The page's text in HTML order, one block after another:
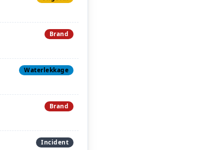
Brand
Waterlekkage
Brand
Incident